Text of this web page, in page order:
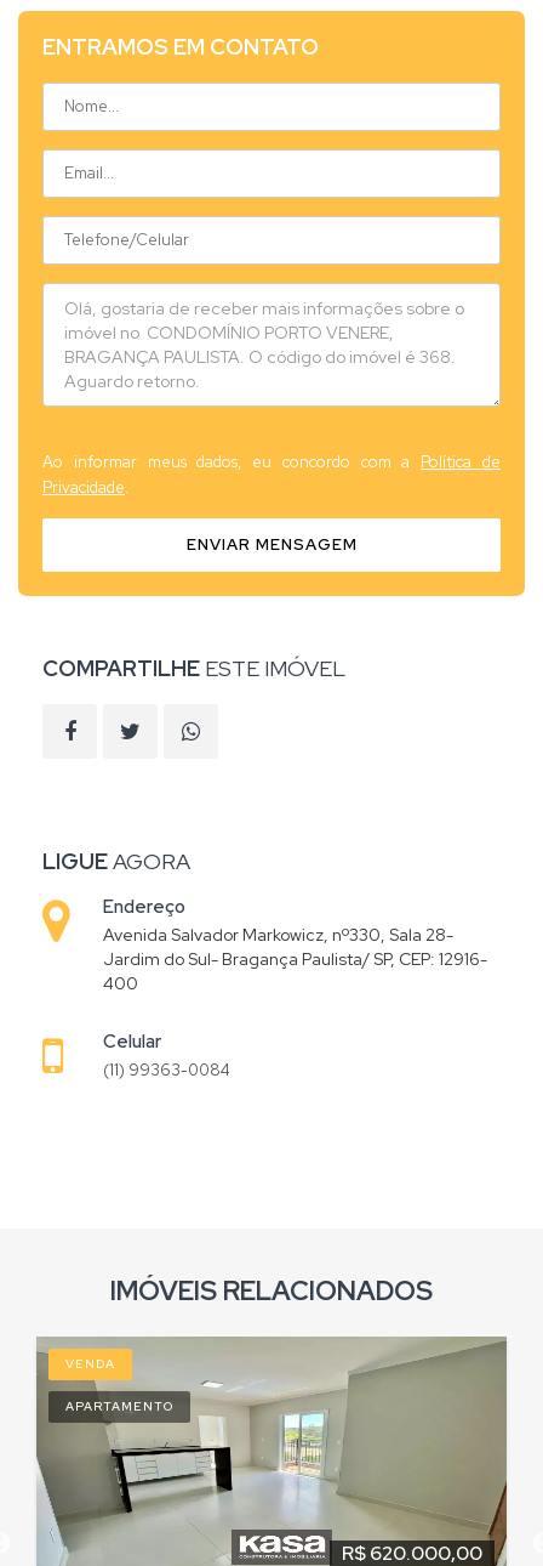
ENTRAMOS EM CONTATO
Ao informar meus dados, eu concordo com a Política de
Privacidade.
ENVIAR MENSAGEM
COMPARTILHE ESTE IMÓVEL
LIGUEAGORA
Endereço
Avenida Salvador Markowicz, nº330, Sala 28-
Jardim do Sul- Bragança Paulista/ SP, CEP: 12916-
400
Celular
(11) 99363-0084
IMÓVEIS RELACIONADOS
VENDA
APARTAMENTO
R$ 620.000,00